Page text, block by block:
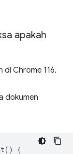
apakah
di Chrome 116.
dokumen
()
{